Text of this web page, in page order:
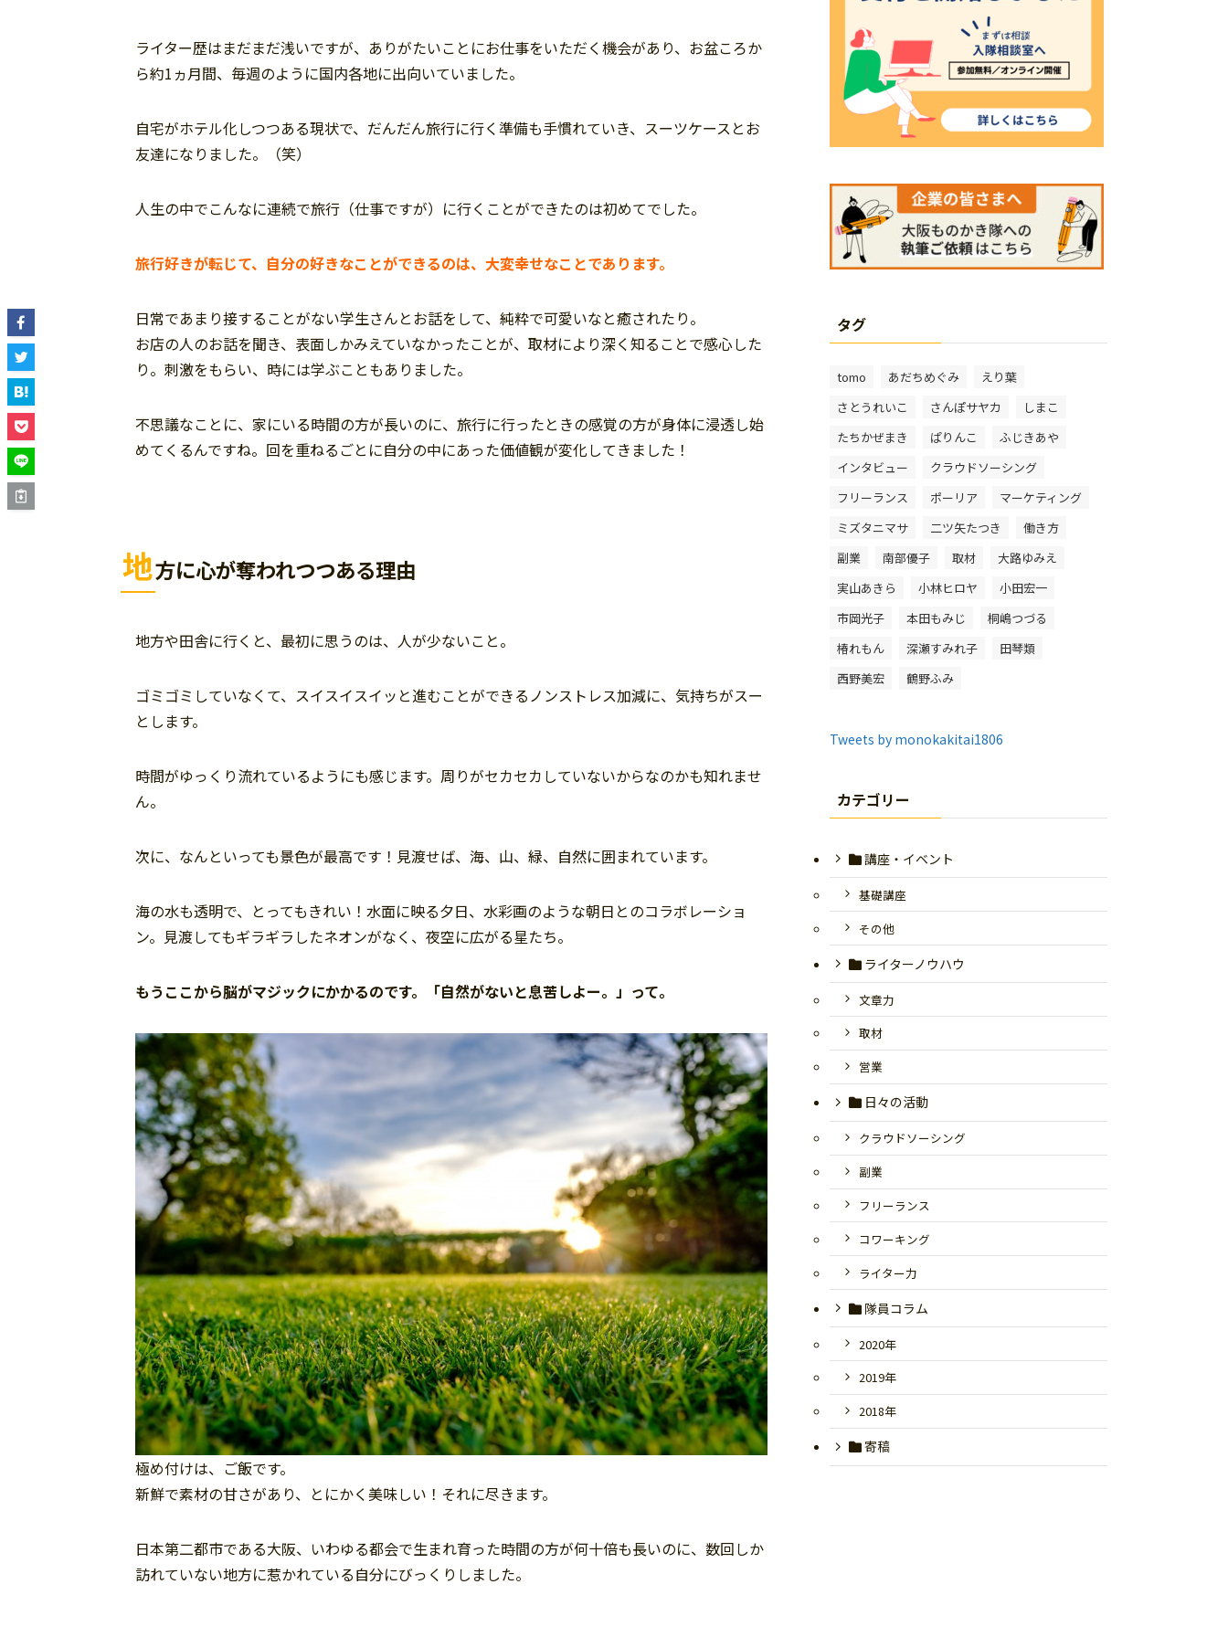
ライター歴はまだまだ浅いですが、ありがたいことにお仕事をいただく機会があり、お盆ころか
ら約1ヵ月間、毎週のように国内各地に出向いていました。
自宅がホテル化しつつある現状で、だんだん旅行に行く準備も手慣れていき、スーツケースとお
友達になりました。（笑）
人生の中でこんなに連続で旅行（仕事ですが）に行くことができたのは初めてでした。
旅行好きが転じて、自分の好きなことができるのは、大変幸せなことであります。
日常であまり接することがない学生さんとお話をして、純粋で可愛いなと癒されたり。
お店の人のお話を聞き、表面しかみえていなかったことが、取材により深く知ることで感心した
り。刺激をもらい、時には学ぶこともありました。
不思議なことに、家にいる時間の方が長いのに、旅行に行ったときの感覚の方が身体に浸透し始
めてくるんですね。回を重ねるごとに自分の中にあった価値観が変化してきました！
地方に心が奪われつつある理由
地方や田舎に行くと、最初に思うのは、人が少ないこと。
ゴミゴミしていなくて、スイスイスイッと進むことができるノンストレス加減に、気持ちがスー
とします。
時間がゆっくり流れているようにも感じます。周りがセカセカしていないからなのかも知れませ
ん。
次に、なんといっても景色が最高です！見渡せば、海、山、緑、自然に囲まれています。
海の水も透明で、とってもきれい！水面に映る夕日、水彩画のような朝日とのコラボレーショ
ン。見渡してもギラギラしたネオンがなく、夜空に広がる星たち。
もうここから脳がマジックにかかるのです。「自然がないと息苦しよー。」って。
極め付けは、ご飯です。
新鮮で素材の甘さがあり、とにかく美味しい！それに尽きます。
日本第二都市である大阪、いわゆる都会で生まれ育った時間の方が何十倍も長いのに、数回しか
訪れていない地方に惹かれている自分にびっくりしました。
タグ
tomo あだちめぐみ
えり葉
さとうれいこ
さんぽサヤカ
しまこ
たちかぜまき
ぱりんこ
ふじきあや
インタビュー
クラウドソーシング
フリーランス
ポーリア
マーケティング
ミズタニマサ
二ツ矢たつき
働き方
副業
南部優子 取材
大路ゆみえ
実山あきら
小林ヒロヤ
小田宏一
市岡光子
本田もみじ
桐嶋つづる
椿れもん
深瀬すみれ子
田琴類
西野美宏
鶴野ふみ
Tweets by monokakitai1806
カテゴリー
講座・イベント
基礎講座
その他
ライターノウハウ
文章力
取材
営業
日々の活動
クラウドソーシング
副業
フリーランス
コワーキング
ライター力
隊員コラム
2020年
2019年
2018年
寄稿